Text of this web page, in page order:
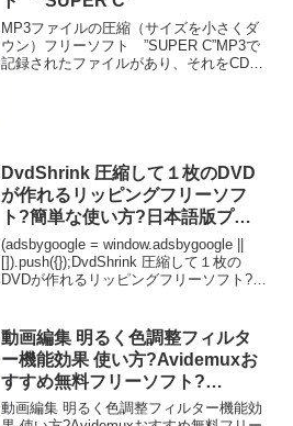
MP3ファイルの圧縮（サイズを小さくダ
ウン）フリーソフト ”SUPER C”MP3で
記録されたファイルがあり、それをCDな
DvdShrink 圧縮して１枚のDVD
が作れるリッピングフリーソフ
ト?簡単な使い方?日本語版プレ
ビュー?
(adsbygoogle = window.adsbygoogle ||
[]).push({});DvdShrink 圧縮して１枚の
DVDが作れるリッピングフリーソフト?簡
動画編集 明るく色調整フィルタ
ー機能効果 使い方?Avidemuxお
すすめ無料フリーソフト?
YouTube投稿に利用?
動画編集 明るく色調整フィルター機能効